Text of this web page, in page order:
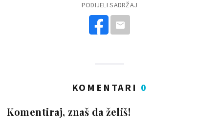
PODIJELI SADRŽAJ
KOMENTARI 0
Komentiraj, znaš da želiš!